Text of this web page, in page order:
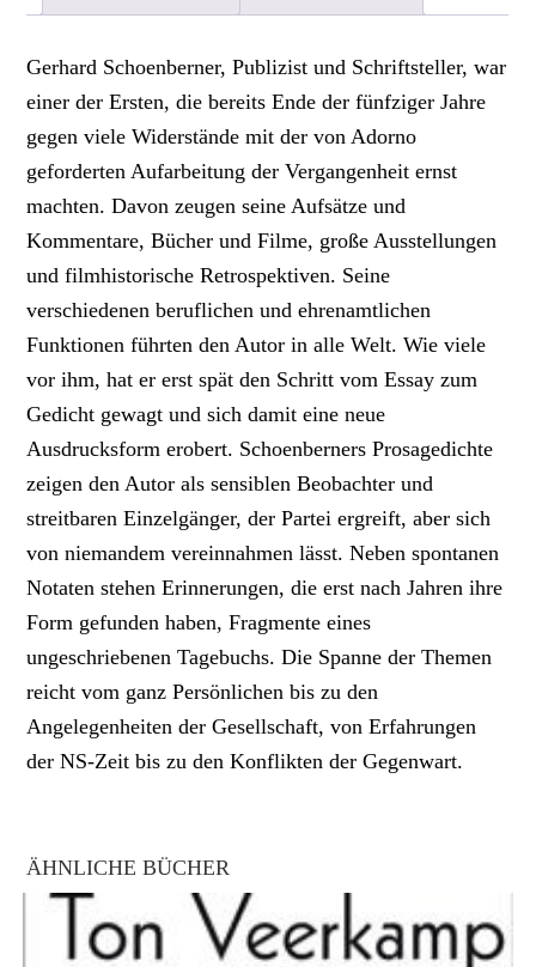
Gerhard Schoenberner, Publizist und Schriftsteller, war
einer der Ersten, die bereits Ende der fünfziger Jahre
gegen viele Widerstände mit der von Adorno
geforderten Aufarbeitung der Vergangenheit ernst
machten. Davon zeugen seine Aufsätze und
Kommentare, Bücher und Filme, große Ausstellungen
und filmhistorische Retrospektiven. Seine
verschiedenen beruflichen und ehrenamtlichen
Funktionen führten den Autor in alle Welt. Wie viele
vor ihm, hat er erst spät den Schritt vom Essay zum
Gedicht gewagt und sich damit eine neue
Ausdrucksform erobert. Schoenberners Prosagedichte
zeigen den Autor als sensiblen Beobachter und
streitbaren Einzelgänger, der Partei ergreift, aber sich
von niemandem vereinnahmen lässt. Neben spontanen
Notaten stehen Erinnerungen, die erst nach Jahren ihre
Form gefunden haben, Fragmente eines
ungeschriebenen Tagebuchs. Die Spanne der Themen
reicht vom ganz Persönlichen bis zu den
Angelegenheiten der Gesellschaft, von Erfahrungen
der NS-Zeit bis zu den Konflikten der Gegenwart.
ÄHNLICHE BÜCHER